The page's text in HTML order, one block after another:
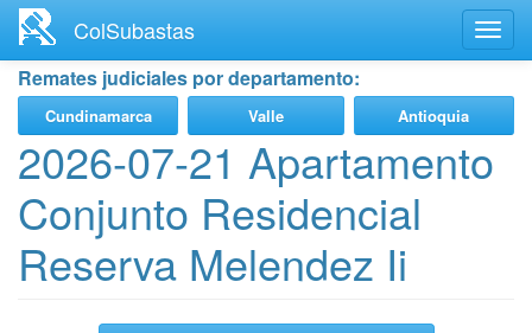
contenido
principal
ColSubastas
Remates judiciales por departamento:
Cundinamarca Valle Antioquia
2026-07-21 Apartamento
Conjunto Residencial
Reserva Melendez Ii